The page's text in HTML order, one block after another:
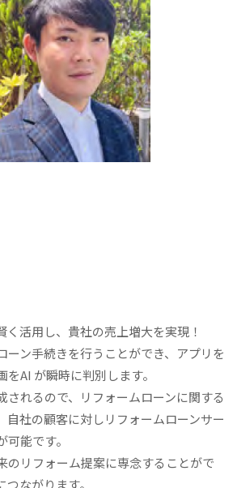
く活用し、貴社の売上増大を実現！
ーン手続きを行うことができ、アプリを
AI が瞬時に判別します。
されるので、リフォームローンに関する
自社の顧客に対しリフォームローンサー
能です。
のリフォーム提案に専念することがで
ながります。